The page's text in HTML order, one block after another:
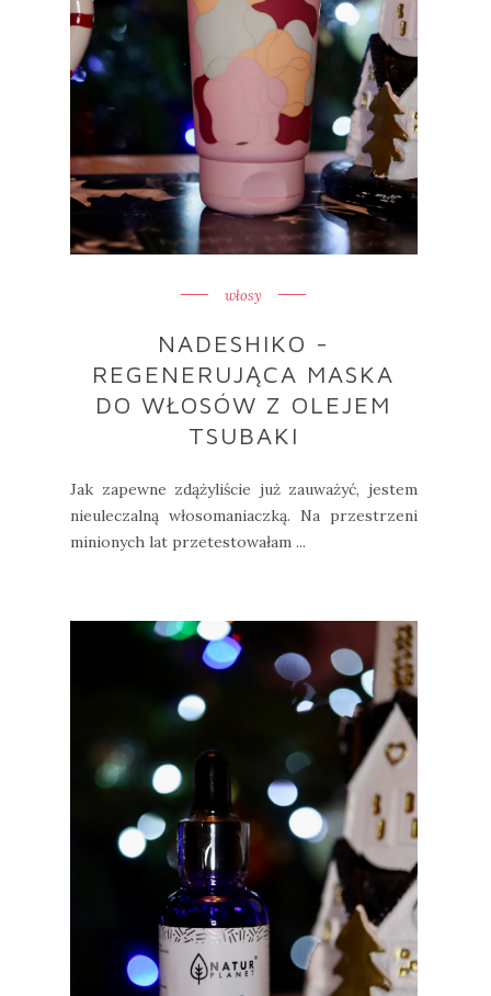
włosy
NADESHIKO -
REGENERUJĄCA MASKA
DO WŁOSÓW Z OLEJEM
TSUBAKI
Jak zapewne zdążyliście już zauważyć, jestem
nieuleczalną włosomaniaczką. Na przestrzeni
minionych lat przetestowałam ...